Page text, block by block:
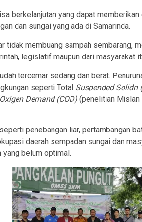
berkelanjutan yang dapat
dan sungai yang ada di Samarinda.
tidak membuang sampah sembarang,
legislatif maupun dari masyarakat
tercemar sedang dan berat.
seperti Total Suspended Solidn
Demand (COD) (penelitian Mislan
penebangan liar, pertambangan
daerah sempadan sungai dan
belum optimal.